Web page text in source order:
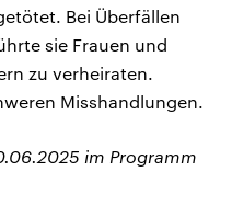
Bei Überfällen
sie Frauen und
zu verheiraten.
Misshandlungen.
im Programm